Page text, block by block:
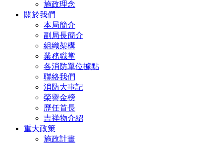
施政理念
關於我們
本局簡介
副局長簡介
組織架構
業務職掌
各消防單位據點
聯絡我們
消防大事記
榮譽金榜
歷任首長
吉祥物介紹
重大政策
施政計畫